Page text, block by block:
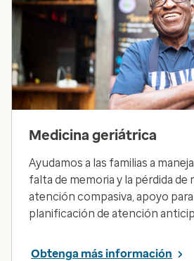
Medicina geriátrica
Ayudamos a las familias a
falta de memoria y la pérdida de
atención compasiva, apoyo
planificación de atención
Obtenga más información